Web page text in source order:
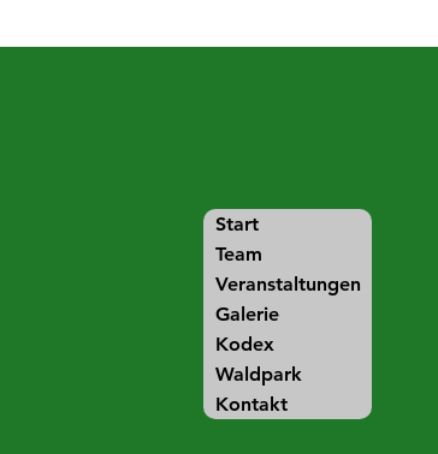
Start
Team
Veranstaltungen
Galerie
Kodex
Waldpark
Kontakt